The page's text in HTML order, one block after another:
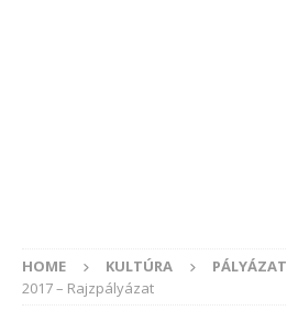
HOME KULTÚRA PÁLYÁZAT
2017 – Rajzpályázat